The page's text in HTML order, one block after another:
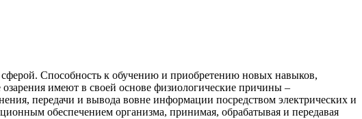
Способность к обучению и приобретению новых навыков,
имеют в своей основе физиологические причины –
передачи и вывода вовне информации посредством электрических и
обеспечением организма, принимая, обрабатывая и передавая